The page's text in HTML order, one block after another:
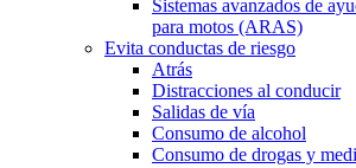
Sistemas avanzados de
para motos (ARAS)
Evita conductas de riesgo
Atrás
Distracciones al conducir
Salidas de vía
Consumo de alcohol
Consumo de drogas y